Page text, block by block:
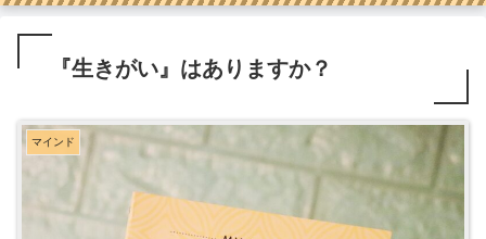
『生きがい』はありますか？
マインド